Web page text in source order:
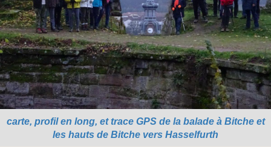
carte, profil en long, et trace GPS de la balade à Bitche et
les hauts de Bitche vers Hasselfurth